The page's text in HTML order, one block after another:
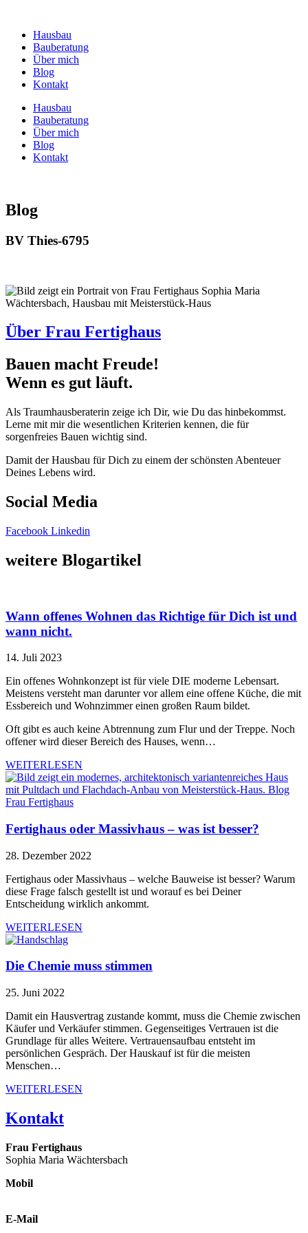
springenHausbau
Bauberatung
Über mich
Blog
Kontakt
Hausbau
Bauberatung
Über mich
Blog
Kontakt
Blog
BV Thies-6795
Über Frau Fertighaus
Bauen macht Freude!
Wenn es gut läuft.
Als Traumhausberaterin zeige ich Dir, wie Du das hinbekommst.
Lerne mit mir die wesentlichen Kriterien kennen, die für
sorgenfreies Bauen wichtig sind.
Damit der Hausbau für Dich zu einem der schönsten Abenteuer
Deines Lebens wird.
Social Media
Facebook Linkedin
weitere Blogartikel
Wann offenes Wohnen das Richtige für Dich ist und
wann nicht.
14. Juli 2023
Ein offenes Wohnkonzept ist für viele DIE moderne Lebensart.
Meistens versteht man darunter vor allem eine offene Küche, die mit
Essbereich und Wohnzimmer einen großen Raum bildet.
Oft gibt es auch keine Abtrennung zum Flur und der Treppe. Noch
offener wird dieser Bereich des Hauses, wenn…
WEITERLESEN
Fertighaus oder Massivhaus – was ist besser?
28. Dezember 2022
Fertighaus oder Massivhaus – welche Bauweise ist besser? Warum
diese Frage falsch gestellt ist und worauf es bei Deiner
Entscheidung wirklich ankommt.
WEITERLESEN
Die Chemie muss stimmen
25. Juni 2022
Damit ein Hausvertrag zustande kommt, muss die Chemie zwischen
Käufer und Verkäufer stimmen. Gegenseitiges Vertrauen ist die
Grundlage für alles Weitere. Vertrauensaufbau entsteht im
persönlichen Gespräch. Der Hauskauf ist für die meisten
Menschen…
WEITERLESEN
Kontakt
Frau Fertighaus
Sophia Maria Wächtersbach
Mobil
E-Mail